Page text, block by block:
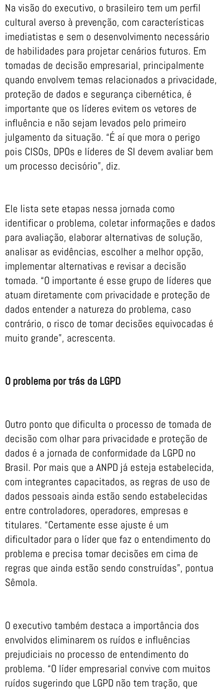
Na visão do executivo, o brasileiro tem um perfil
cultural averso à prevenção, com características
imediatistas e sem o desenvolvimento necessário
de habilidades para projetar cenários futuros. Em
tomadas de decisão empresarial, principalmente
quando envolvem temas relacionados a privacidade,
proteção de dados e segurança cibernética, é
importante que os líderes evitem os vetores de
influência e não sejam levados pelo primeiro
julgamento da situação. “É aí que mora o perigo
pois CISOs, DPOs e líderes de SI devem avaliar bem
um processo decisório”, diz.
Ele lista sete etapas nessa jornada como
identificar o problema, coletar informações e dados
para avaliação, elaborar alternativas de solução,
analisar as evidências, escolher a melhor opção,
implementar alternativas e revisar a decisão
tomada. “O importante é esse grupo de líderes que
atuam diretamente com privacidade e proteção de
dados entender a natureza do problema, caso
contrário, o risco de tomar decisões equivocadas é
muito grande”, acrescenta.
O problema por trás da LGPD
Outro ponto que dificulta o processo de tomada de
decisão com olhar para privacidade e proteção de
dados é a jornada de conformidade da LGPD no
Brasil. Por mais que a ANPD já esteja estabelecida,
com integrantes capacitados, as regras de uso de
dados pessoais ainda estão sendo estabelecidas
entre controladores, operadores, empresas e
titulares. “Certamente esse ajuste é um
dificultador para o líder que faz o entendimento do
problema e precisa tomar decisões em cima de
regras que ainda estão sendo construídas”, pontua
Sêmola.
O executivo também destaca a importância dos
envolvidos eliminarem os ruídos e influências
prejudiciais no processo de entendimento do
problema. “O líder empresarial convive com muitos
ruídos sugerindo que LGPD não tem tração, que